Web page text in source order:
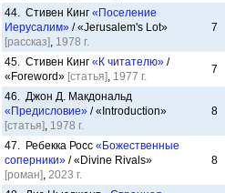
44. Стивен Кинг «Поселение
Иерусалим» / «Jerusalem's Lot»
[рассказ], 1978 г.
7
45. Стивен Кинг «К читателю» /
«Foreword» [статья], 1977 г.
7
46. Джон Д. Макдональд
«Предисловие» / «Introduction»
[статья], 1978 г.
8
47. Ребекка Росс «Божественные
соперники» / «Divine Rivals»
[роман], 2023 г.
8